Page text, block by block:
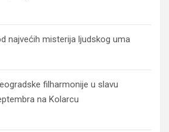
najvećih misterija ljudskog uma
filharmonije u slavu
na Kolarcu